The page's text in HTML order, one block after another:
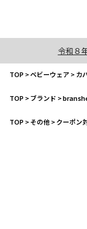
令和８
TOP>ベビーウェア>カ
TOP>ブランド >
TOP>その他>クーポン